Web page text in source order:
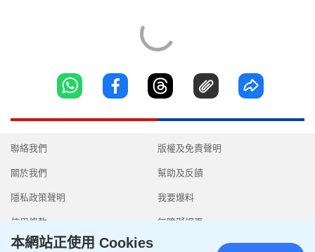
聯絡我們
關於我們
隱私政策聲明
使用條款
版權及免責聲明
幫助及反饋
我要爆料
無障礙網頁
本網站正使用 Cookies